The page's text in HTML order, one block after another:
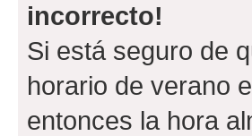
incorrecto!
Si está seguro de
horario de verano
entonces la hora